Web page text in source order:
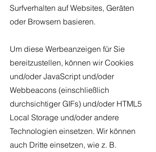
Surfverhalten auf Websites, Geräten
oder Browsern basieren.
Um diese Werbeanzeigen für Sie
bereitzustellen, können wir Cookies
und/oder JavaScript und/oder
Webbeacons (einschließlich
durchsichtiger GIFs) und/oder HTML5
Local Storage und/oder andere
Technologien einsetzen. Wir können
auch Dritte einsetzen, wie z. B.